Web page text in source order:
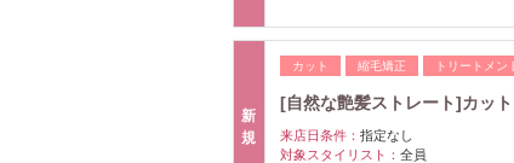
新
規
カット 縮毛矯正 トリートメン
[自然な艶髪ストレート]カッ
来店日条件： 指定なし
対象スタイリスト： 全員